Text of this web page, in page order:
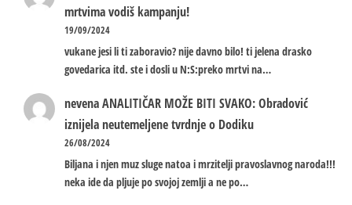
mrtvima vodiš kampanju!
19/09/2024
vukane jesi li ti zaboravio? nije davno bilo! ti jelena drasko
govedarica itd. ste i dosli u N:S:preko mrtvi na…
nevenaANALITIČAR MOŽE BITI SVAKO: Obradović
iznijela neutemeljene tvrdnje o Dodiku
26/08/2024
Biljana i njen muz sluge natoa i mrzitelji pravoslavnog naroda!!!
neka ide da pljuje po svojoj zemlji a ne po…